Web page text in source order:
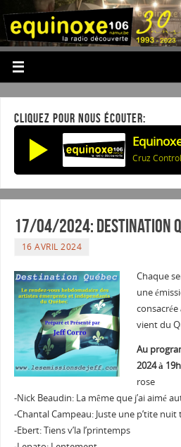
CLIQUEZ POUR NOUS ÉCOUTER:
17/04/2024: Destination
16 AVRIL 2024
Chaque
une
vient du
Au
2024 à
rose
-Nick Beaudin: La même que j’ai aimé
-Chantal Campeau: Juste une p’tite
-Ebert: Tiens v’la l’printemps